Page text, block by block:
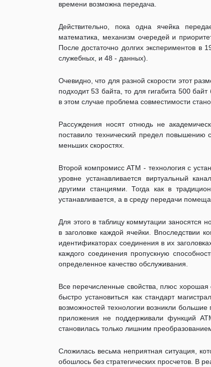
времени возможна передача.
Действительно, пока одна ячейка
математика, механизм очередей и
После достаточно долгих экспериментов
служебных, и 48 - данных).
Очевидно, что для разной скорости этот
подходит 53 байта, то для гигабита 500
в этом случае проблема совместимости
Рассуждения носят отнюдь не
поставило технический предел
меньших скоростях.
Второй компромисс АТМ - технология с
уровне устанавливается виртуальный
другими станциями. Тогда как в
устанавливается, а в среду передачи
Для этого в таблицу коммутации заносятся
в заголовке каждой ячейки. Впоследствии
идентификаторах соединения в их
каждого соединения пропускную
определенное качество обслуживания.
Все перечисленные свойства, плюс
быстро установиться как стандарт
возможностей технологии возникли
приложения не поддерживали функций
становилась только лишним
Сложилась весьма неприятная ситуация,
обошлось без стратегических просчетов. В